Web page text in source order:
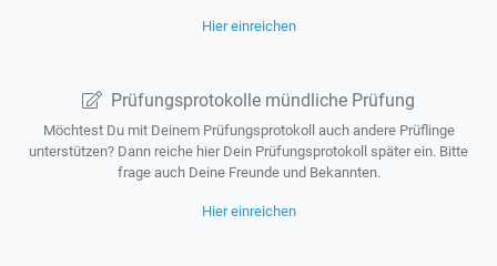
Hier einreichen
Prüfungsprotokolle mündliche Prüfung
Möchtest Du mit Deinem Prüfungsprotokoll auch andere Prüflinge
unterstützen? Dann reiche hier Dein Prüfungsprotokoll später ein. Bitte
frage auch Deine Freunde und Bekannten.
Hier einreichen